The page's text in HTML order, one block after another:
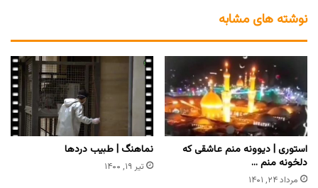
نوشته های مشابه
استوری | دیوونه منم عاشقی که
دلخونه منم …
مرداد ۲۴, ۱۴۰۱
نماهنگ | طبیب دردها
تیر ۱۹, ۱۴۰۰